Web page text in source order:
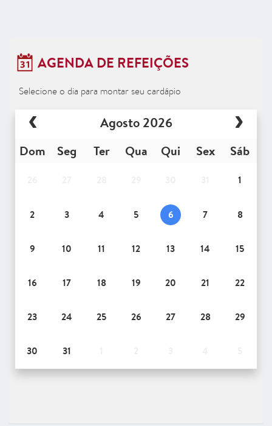
AGENDA DE REFEIÇÕES
Selecione o dia para montar seu cardápio
Agosto 2026
Dom Seg Ter Qua Qui Sex Sáb
1
2 3 4 5 6 7 8
9 10 11 12 13 14 15
16 17 18 19 20 21 22
23 24 25 26 27 28 29
30 31